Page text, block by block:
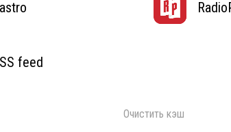
feed
Очистить кэш